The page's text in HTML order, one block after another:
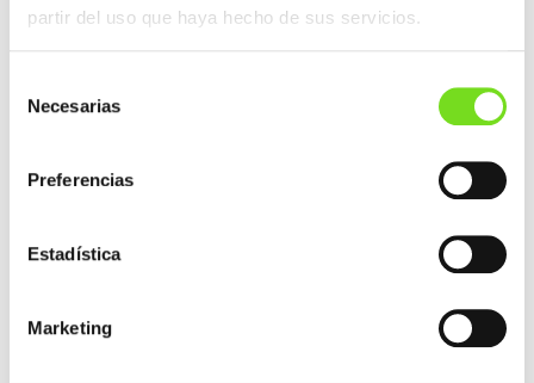
partir del uso que haya hecho de sus servicios.
Necesarias
Preferencias
Estadística
Marketing
NAVEGACIÓN
DE
ENTRADA ANTERIOR
Catalunya
FEAF TRASLADA SUS INQUIETUDES Y PROPUESTAS
NOTICIAS RECIENTES